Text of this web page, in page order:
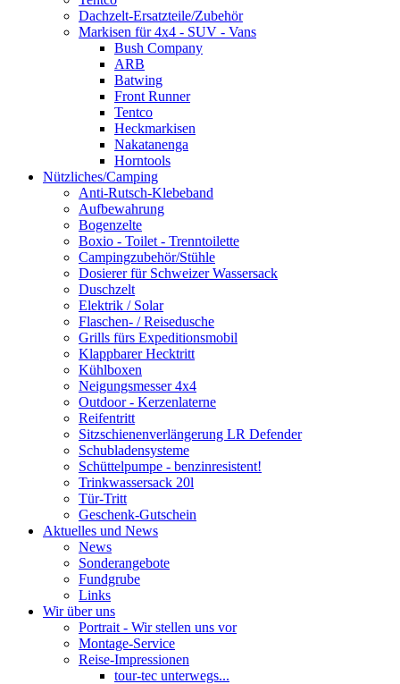
Dachzelt-Ersatzteile/Zubehör
Markisen für 4x4 - SUV - Vans
Bush Company
ARB
Batwing
Front Runner
Tentco
Heckmarkisen
Nakatanenga
Horntools
Nützliches/Camping
Anti-Rutsch-Klebeband
Aufbewahrung
Bogenzelte
Boxio - Toilet - Trenntoilette
Campingzubehör/Stühle
Dosierer für Schweizer Wassersack
Duschzelt
Elektrik / Solar
Flaschen- / Reisedusche
Grills fürs Expeditionsmobil
Klappbarer Hecktritt
Kühlboxen
Neigungsmesser 4x4
Outdoor - Kerzenlaterne
Reifentritt
Sitzschienenverlängerung LR Defender
Schubladensysteme
Schüttelpumpe - benzinresistent!
Trinkwassersack 20l
Tür-Tritt
Geschenk-Gutschein
Aktuelles und News
News
Sonderangebote
Fundgrube
Links
Wir über uns
Portrait - Wir stellen uns vor
Montage-Service
Reise-Impressionen
tour-tec unterwegs...